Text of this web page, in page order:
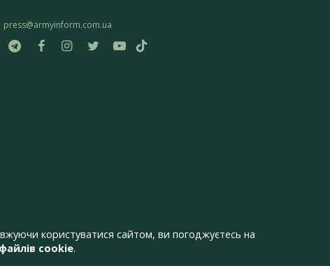
press@armyinform.com.ua
користуватися сайтом, ви погоджуєтесь на
cookie.